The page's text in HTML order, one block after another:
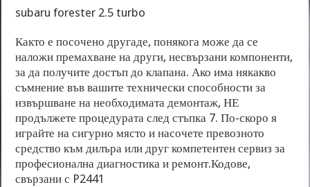
subaru forester 2.5 turbo
Както е посочено другаде, понякога може да се
наложи премахване на други, несвързани компоненти,
за да получите достъп до клапана. Ако има някакво
съмнение във вашите технически способности за
извършване на необходимата демонтаж, НЕ
продължете процедурата след стъпка 7. По-скоро я
играйте на сигурно място и насочете превозното
средство към дилъра или друг компетентен сервиз за
професионална диагностика и ремонт.Кодове,
свързани с P2441